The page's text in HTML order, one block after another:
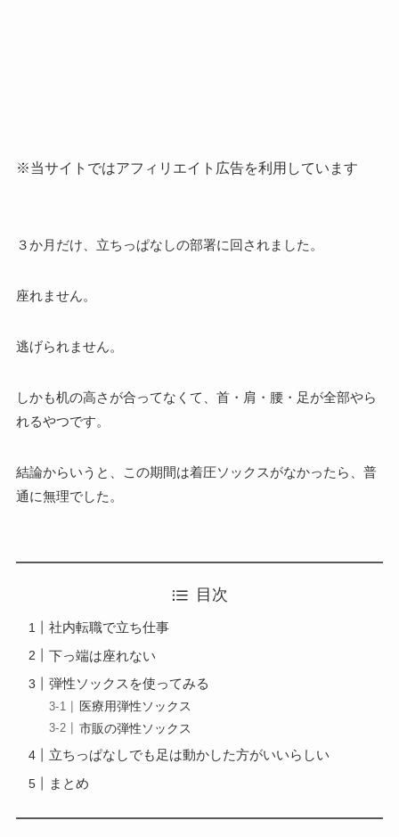
※当サイトではアフィリエイト広告を利用しています
３か月だけ、立ちっぱなしの部署に回されました。
座れません。
逃げられません。
しかも机の高さが合ってなくて、首・肩・腰・足が全部やら
れるやつです。
結論からいうと、この期間は着圧ソックスがなかったら、普
通に無理でした。
目次
社内転職で立ち仕事
下っ端は座れない
弾性ソックスを使ってみる
医療用弾性ソックス
市販の弾性ソックス
立ちっぱなしでも足は動かした方がいいらしい
まとめ